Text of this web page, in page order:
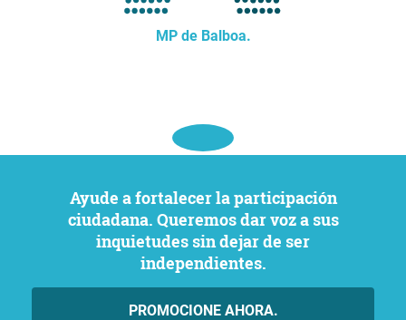
MP de Balboa.
Ayude a fortalecer la participación
ciudadana. Queremos dar voz a sus
inquietudes sin dejar de ser
independientes.
PROMOCIONE AHORA.